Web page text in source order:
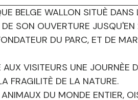
BELGE WALLON SITUÈ
SON OUVERTURE
DU PARC, ET DE
AUX VISITEURS UNE
FRAGILITÈ DE LA NATURE.
DU MONDE ENTIER,